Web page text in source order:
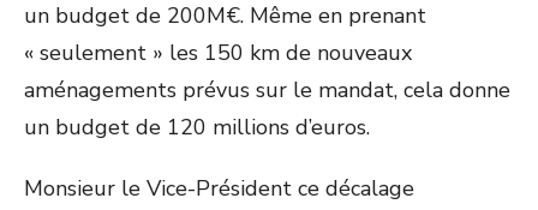
un budget de 200M€. Même en prenant
« seulement » les 150 km de nouveaux
aménagements prévus sur le mandat, cela donne
un budget de 120 millions d’euros.
Monsieur le Vice-Président ce décalage